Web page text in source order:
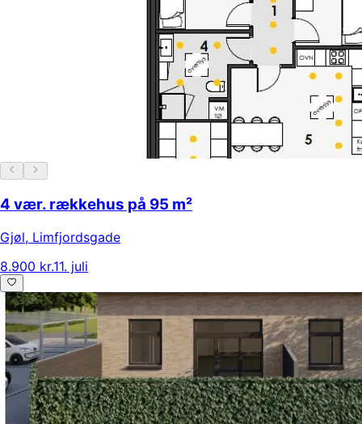
4 vær. rækkehus på 95 m²
Gjøl, Limfjordsgade
8.900 kr.11. juli